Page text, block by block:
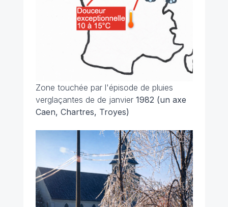
Zone touchée par l'épisode de pluies
verglaçantes de de janvier 1982 (un axe
Caen, Chartres, Troyes)